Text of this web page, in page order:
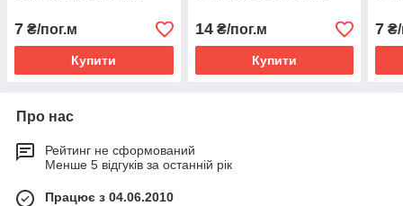
7 ₴/пог.м
Купити
14₴/пог.м
Купити
7 ₴/
Про нас
Рейтинг не сформований
Менше 5 відгуків за останній рік
Працює з 04.06.2010